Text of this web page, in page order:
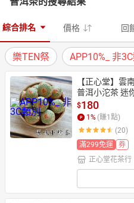
抽7777點
熱搜 熱門飯店推
熱搜
熱搜 熱門飯店推
居家生活 3C家電
女裝 男裝
電子/紙本書
HOT
綜合排名 價格 回
樂TEN祭 APP10%_ 非3C
【正心堂】雲
普洱小沱茶 迷
$180
1 % (賺1 點)
(20)
滿299免運
券
正心堂花茶行